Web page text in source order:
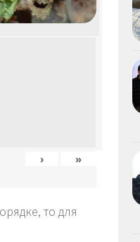
› »
то для